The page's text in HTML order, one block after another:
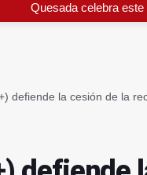
Quesada celebra
defiende la cesión de la